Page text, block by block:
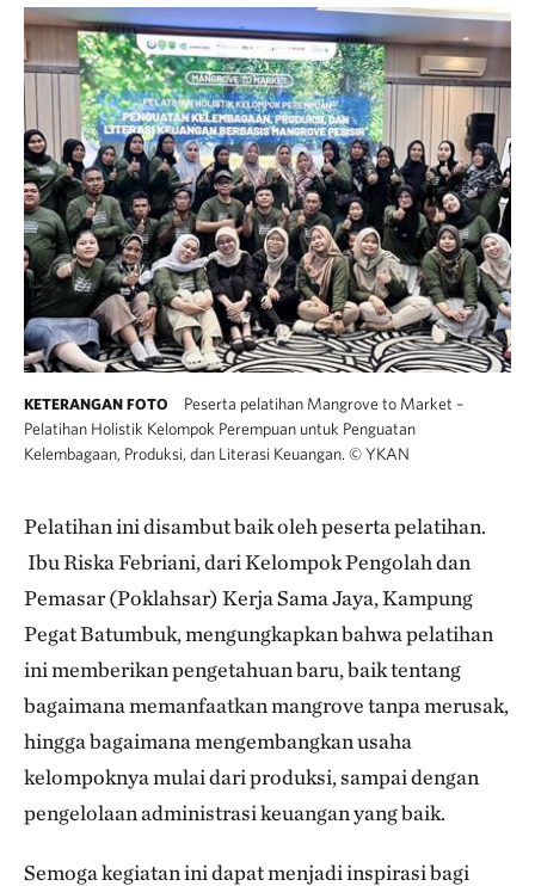
KETERANGAN FOTO
Peserta pelatihan Mangrove to Market –
Pelatihan Holistik Kelompok Perempuan untuk Penguatan
Kelembagaan, Produksi, dan Literasi Keuangan. ©YKAN
Pelatihan ini disambut baik oleh peserta pelatihan.
Ibu Riska Febriani, dari Kelompok Pengolah dan
Pemasar (Poklahsar) Kerja Sama Jaya, Kampung
Pegat Batumbuk, mengungkapkan bahwa pelatihan
ini memberikan pengetahuan baru, baik tentang
bagaimana memanfaatkan mangrove tanpa merusak,
hingga bagaimana mengembangkan usaha
kelompoknya mulai dari produksi, sampai dengan
pengelolaan administrasi keuangan yang baik.
Semoga kegiatan ini dapat menjadi inspirasi bagi